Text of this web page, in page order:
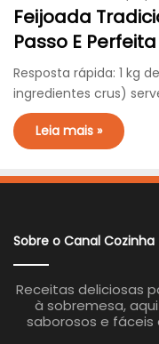
Feijoada
Passo E Perfeita
Resposta rápida: 1 kg
ingredientes crus)
Leia mais »
Sobre o Canal Cozinha
Receitas deliciosas
à sobremesa,
saborosos e